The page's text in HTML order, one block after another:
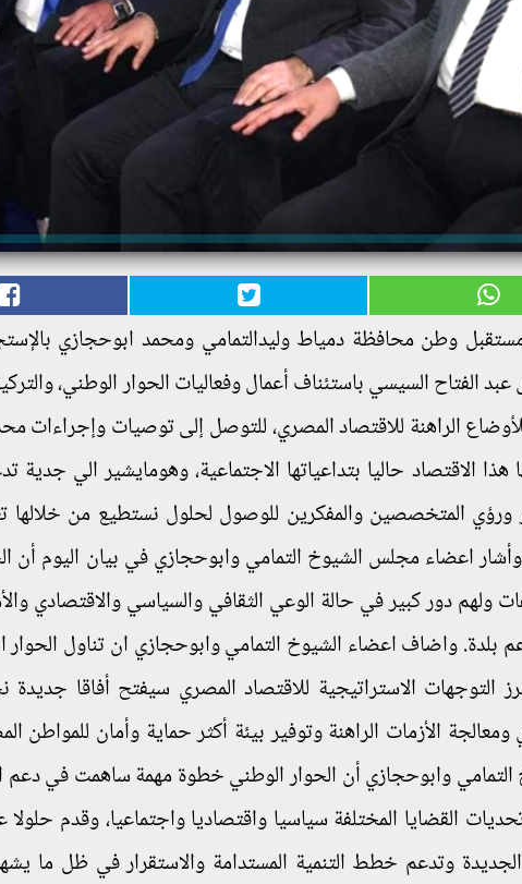
وطن محافظة دمياط وليدالتمامي ومحمد ابوحجازي
الفتاح السيسي باستئناف أعمال وفعاليات الحوار الوطني،
الراهنة للاقتصاد المصري، للتوصل إلى توصيات وإجراءات
الاقتصاد حاليا بتداعياتها الاجتماعية، وهومايشير الي جدية
ورؤي المتخصصين والمفكرين للوصول لحلول نستطيع من خلالها
اعضاء مجلس الشيوخ التمامي وابوحجازي في بيان اليوم أن
دور كبير في حالة الوعي الثقافي والسياسي والاقتصادي
بلدة. واضاف اعضاء الشيوخ التمامي وابوحجازي ان تناول الحوار
التوجهات الاستراتيجية للاقتصاد المصري سيفتح أفاقا
الأزمات الراهنة وتوفير بيئة أكثر حماية وأمان للمواطن
وابوحجازي أن الحوار الوطني خطوة مهمة ساهمت في دعم
القضايا المختلفة سياسيا واقتصاديا واجتماعيا، وقدم
وتدعم خطط التنمية المستدامة والاستقرار في ظل ما